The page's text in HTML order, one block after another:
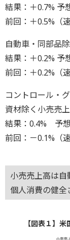
結果：＋0.7% 予
前回：＋0.5%（
自動車・同部品
結果：＋0.2% 予
前回：＋0.2%（
コントロール・
資材除く小売売上
結果：0.4% 予
前回：－0.1%（
小売売上高は
個人消費の健全
【図表１】